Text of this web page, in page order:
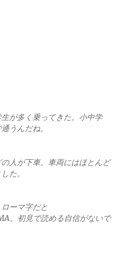
が多く乗ってきた。小中学
うんだね。
人が下車。車両にはほとんど
た。
ーマ字だと
。初見で読める自信がないで